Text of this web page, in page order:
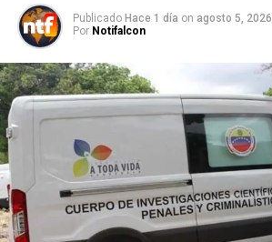
Publicado Hace 1 día on agosto 5, 2026
Por Notifalcon